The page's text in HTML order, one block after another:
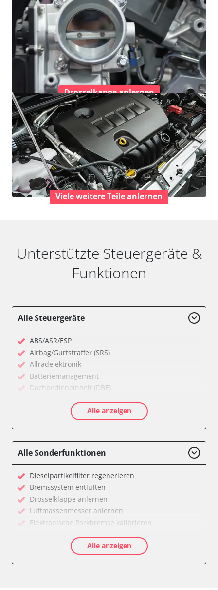
Drosselkappe anlernen
Viele weitere Teile anlernen
Unterstützte Steuergeräte &
Funktionen
Alle Steuergeräte
ABS/ASR/ESP
Airbag/Gurtstraffer (SRS)
Allradelektronik
Batteriemanagement
Dachbedieneinheit (DBE)
Elektrischer Fensterheber
Feststellbremse (EPB / SBC)
Getriebesteuerung
Klimaanlage
Kombiinstrument
Lenksäuleneinheit
Lichtsteuerung
Motorsteuerung (EMS)
Motorsteuerung 2 (EMS)
Navigationssystem
Alle anzeigen
Alle Sonderfunktionen
Dieselpartikelfilter regenerieren
Bremssystem entlüften
Drosselklappe anlernen
Luftmassenmesser anlernen
Elektronische Parkbremse kalibrieren
Dieselpartikelfilter wechseln
Einspritzdüsen anlernen
Alle anzeigen